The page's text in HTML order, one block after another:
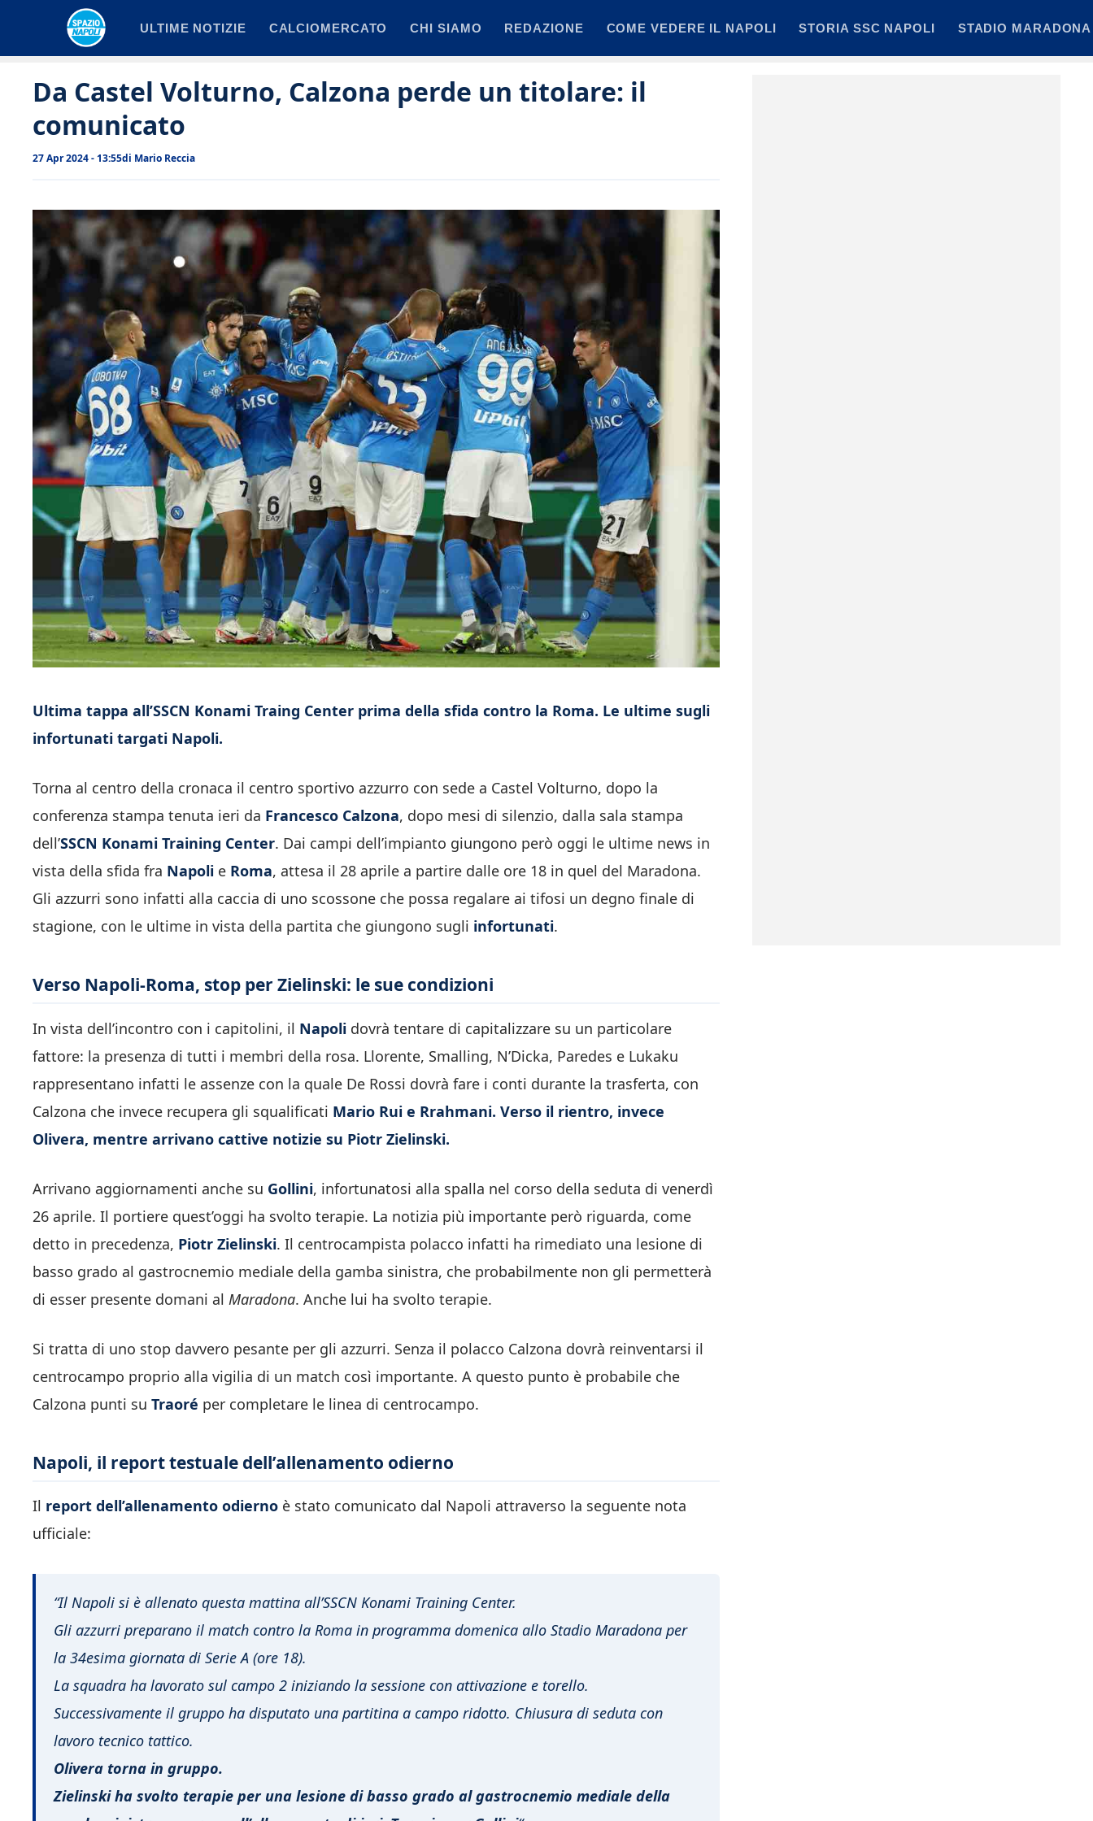
ULTIME NOTIZIE CALCIOMERCATO CHI SIAMO REDAZIONE COME VEDERE IL NAPOLI STORIA SSC NAPOLI STADIO MARADONA
Da Castel Volturno, Calzona perde un titolare: il
comunicato
27 Apr 2024 - 13:55di Mario Reccia
Ultima tappa all’SSCN Konami Traing Center prima della sfida contro la Roma. Le ultime sugli
infortunati targati Napoli.
Torna al centro della cronaca il centro sportivo azzurro con sede a Castel Volturno, dopo la
conferenza stampa tenuta ieri da Francesco Calzona, dopo mesi di silenzio, dalla sala stampa
dell’SSCN Konami Training Center. Dai campi dell’impianto giungono però oggi le ultime news in
vista della sfida fra Napoli e Roma, attesa il 28 aprile a partire dalle ore 18 in quel del Maradona.
Gli azzurri sono infatti alla caccia di uno scossone che possa regalare ai tifosi un degno finale di
stagione, con le ultime in vista della partita che giungono sugli infortunati.
Verso Napoli-Roma, stop per Zielinski: le sue condizioni
In vista dell’incontro con i capitolini, il Napoli dovrà tentare di capitalizzare su un particolare
fattore: la presenza di tutti i membri della rosa. Llorente, Smalling, N’Dicka, Paredes e Lukaku
rappresentano infatti le assenze con la quale De Rossi dovrà fare i conti durante la trasferta, con
Calzona che invece recupera gli squalificati Mario Rui e Rrahmani. Verso il rientro, invece
Olivera, mentre arrivano cattive notizie su Piotr Zielinski.
Arrivano aggiornamenti anche su Gollini, infortunatosi alla spalla nel corso della seduta di venerdì
26 aprile. Il portiere quest’oggi ha svolto terapie. La notizia più importante però riguarda, come
detto in precedenza, Piotr Zielinski. Il centrocampista polacco infatti ha rimediato una lesione di
basso grado al gastrocnemio mediale della gamba sinistra, che probabilmente non gli permetterà
di esser presente domani al Maradona. Anche lui ha svolto terapie.
Si tratta di uno stop davvero pesante per gli azzurri. Senza il polacco Calzona dovrà reinventarsi il
centrocampo proprio alla vigilia di un match così importante. A questo punto è probabile che
Calzona punti su Traoré per completare le linea di centrocampo.
Napoli, il report testuale dell’allenamento odierno
Il report dell’allenamento odierno è stato comunicato dal Napoli attraverso la seguente nota
ufficiale:
“Il Napoli si è allenato questa mattina all’SSCN Konami Training Center.
Gli azzurri preparano il match contro la Roma in programma domenica allo Stadio Maradona per
la 34esima giornata di Serie A (ore 18).
La squadra ha lavorato sul campo 2 iniziando la sessione con attivazione e torello.
Successivamente il gruppo ha disputato una partitina a campo ridotto. Chiusura di seduta con
lavoro tecnico tattico.
Olivera torna in gruppo.
Zielinski ha svolto terapie per una lesione di basso grado al gastrocnemio mediale della